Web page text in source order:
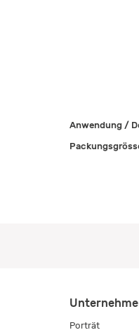
Anwendung /
Porträt